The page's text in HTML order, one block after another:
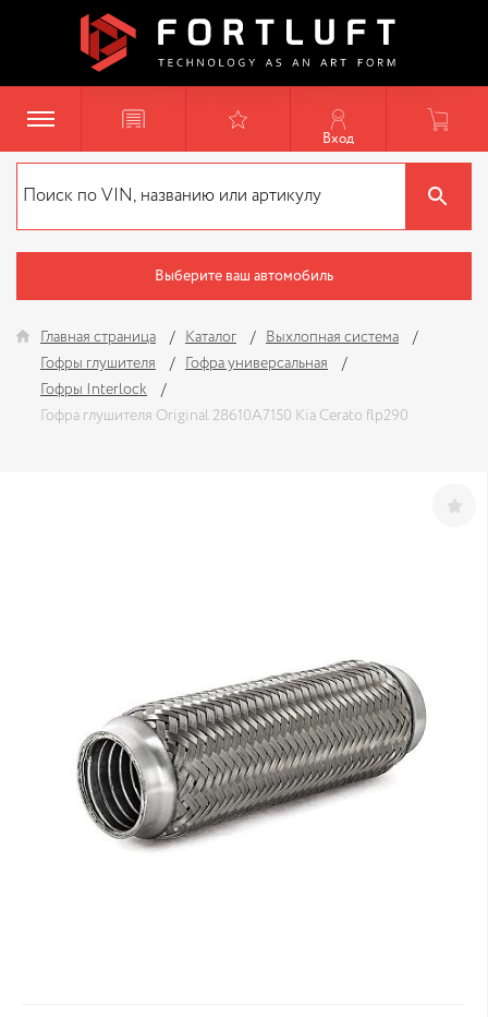
Вход
Выберите ваш автомобиль
Главная страница Каталог
Выхлопная система
Гофры глушителя
Гофра универсальная
Гофры Interlock
Гофра глушителя Original 28610A7150 Kia Cerato flp290